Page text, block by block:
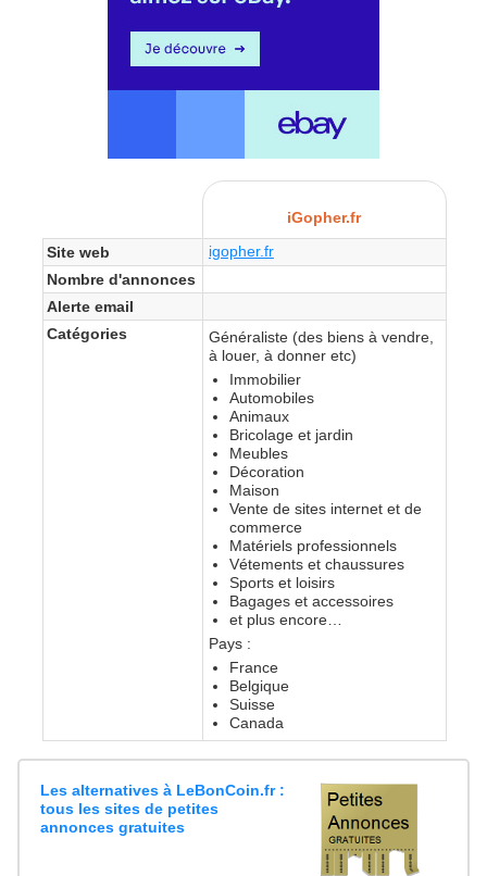
iGopher.fr
Site web
igopher.fr
Nombre d'annonces
Alerte email
Catégories
Généraliste (des biens à vendre,
à louer, à donner etc)
Immobilier
Automobiles
Animaux
Bricolage et jardin
Meubles
Décoration
Maison
Vente de sites internet et de
commerce
Matériels professionnels
Vétements et chaussures
Sports et loisirs
Bagages et accessoires
et plus encore…
Pays :
France
Belgique
Suisse
Canada
Les alternatives à LeBonCoin.fr :
tous les sites de petites
annonces gratuites